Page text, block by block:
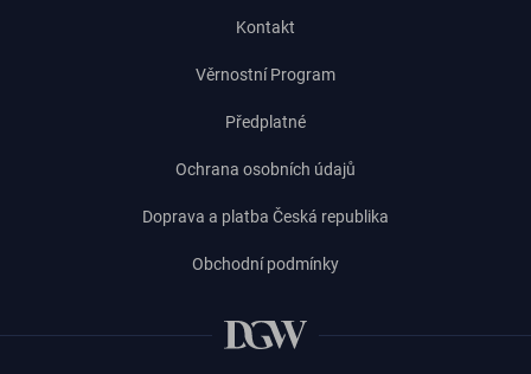
Kontakt
Věrnostní Program
Předplatné
Ochrana osobních údajů
Doprava a platba Česká republika
Obchodní podmínky